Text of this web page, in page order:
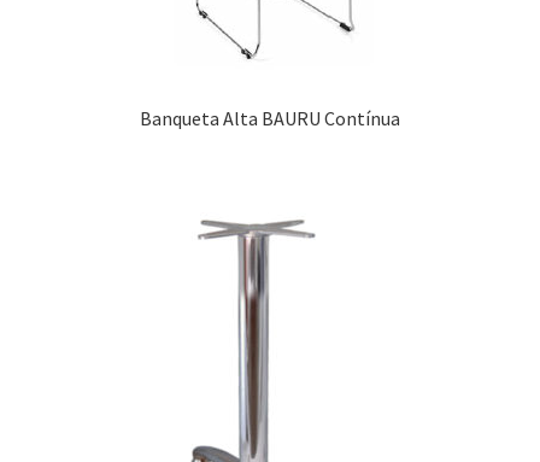
Banqueta Alta BAURU Contínua